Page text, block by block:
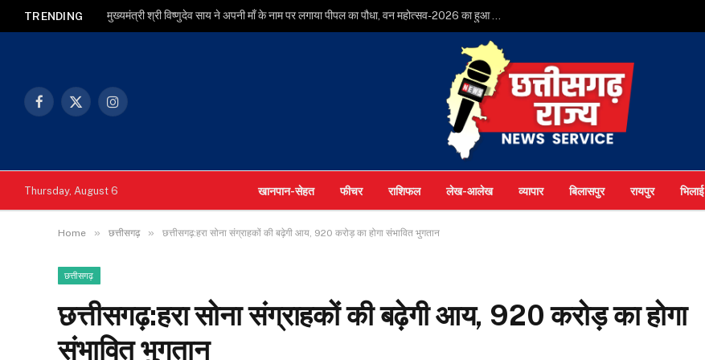
TRENDING मुख्यमंत्री श्री विष्णुदेव साय ने अपनी माँ के नाम पर लगाया पीपल का पौधा, वन महोत्सव-2026 का हुआ शुभारंभ
Facebook
X
Instagram
Thursday, August 6 खानपान-सेहत फीचर राशिफल लेख-आलेख व्यापार बिलासपुर रायपुर भिलाई
Home » छत्तीसगढ़ » छत्तीसगढ़:हरा सोना संग्राहकों की बढ़ेगी आय, 920 करोड़ का होगा संभावित भुगतान
छत्तीसगढ़
छत्तीसगढ़:हरा सोना संग्राहकों की बढ़ेगी आय, 920 करोड़ का होगा
संभावित भुगतान